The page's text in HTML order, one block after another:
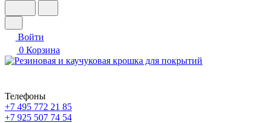
Войти
0 Корзина
Телефоны
+7 495 772 21 85
+7 925 507 74 54